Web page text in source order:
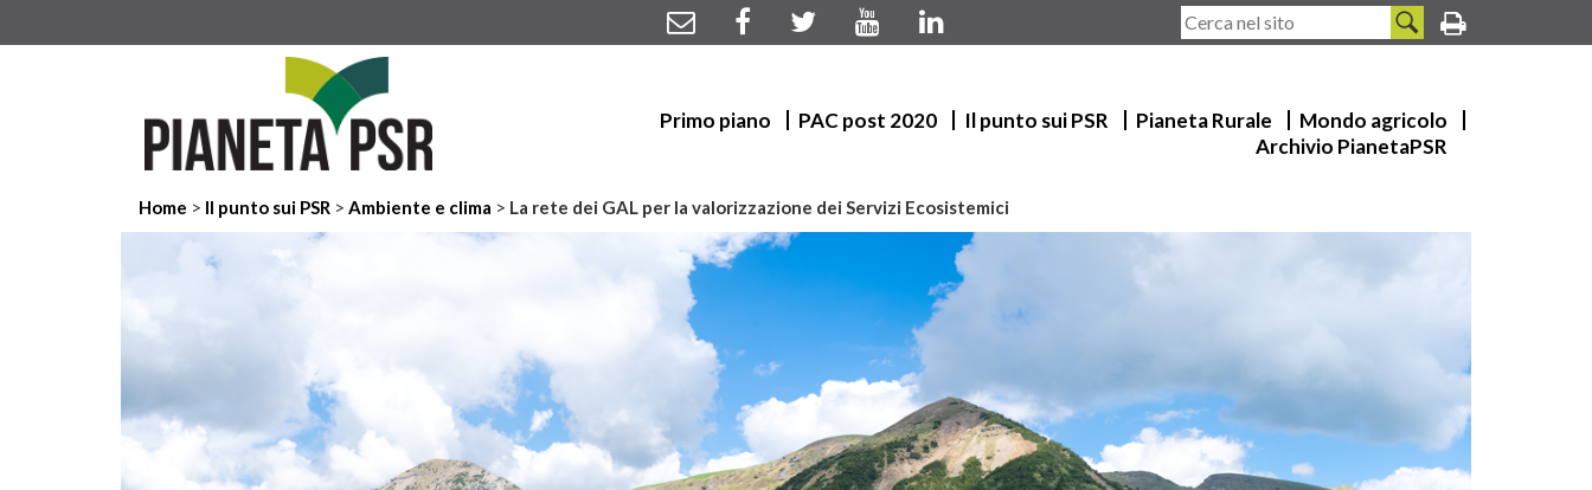
Primo piano PAC post 2020 Il punto sui PSR Pianeta Rurale
Mondo agricolo
Archivio PianetaPSR
Home > Il punto sui PSR > Ambiente e clima > La rete dei GAL per la valorizzazione dei Servizi Ecosistemici